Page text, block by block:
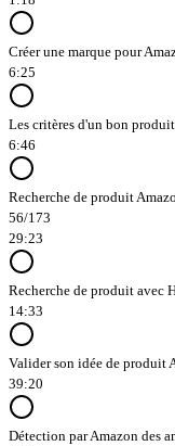
Créer une marque pour
6:25
Les critères d'un bon
6:46
Recherche de produit
56/173
29:23
Recherche de produit
14:33
Valider son idée de
39:20
Détection par Amazon des